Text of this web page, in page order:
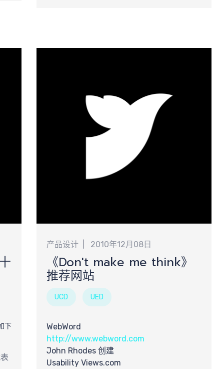
产品设计 2010年12月08日
《Don't make me think》
推荐网站
UCD UED
WebWord
http://www.webword.com
John Rhodes 创建
Usability Views.com